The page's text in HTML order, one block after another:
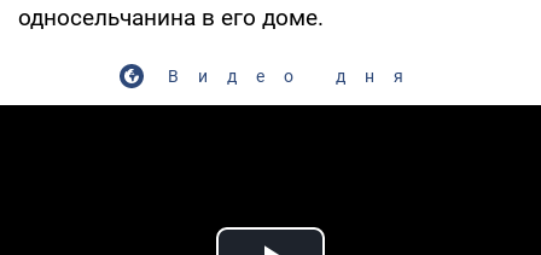
односельчанина в его доме.
Видео дня